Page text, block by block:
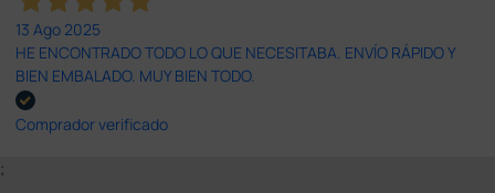
13 Ago 2025
HE ENCONTRADO TODO LO QUE NECESITABA. ENVÍO RÁPIDO Y
BIEN EMBALADO. MUY BIEN TODO.
Comprador verificado
;